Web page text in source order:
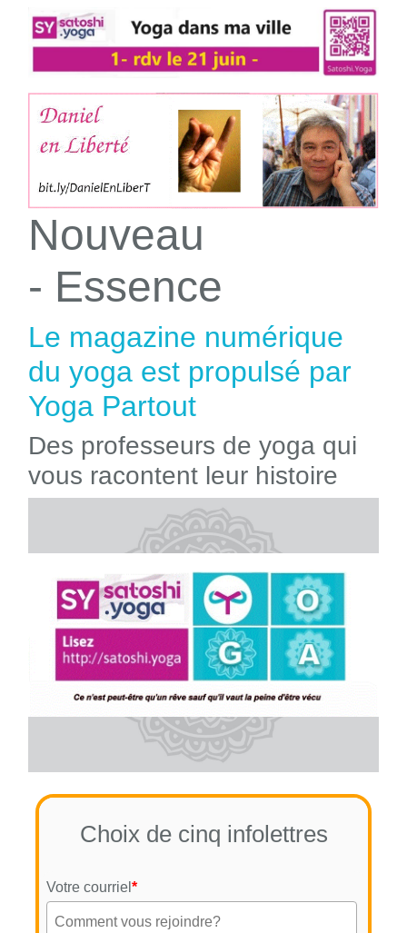
Nouveau
- Essence
Le magazine numérique
du yoga est propulsé par
Yoga Partout
Des professeurs de yoga qui
vous racontent leur histoire
Choix de cinq infolettres
Votre courriel *